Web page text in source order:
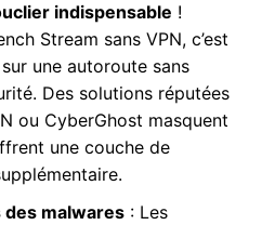
indispensable !
Stream sans VPN, c’est
une autoroute sans
Des solutions réputées
ou CyberGhost masquent
une couche de
malwares: Les